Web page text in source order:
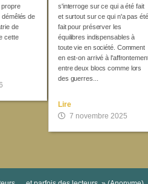
propre
démêlés de
de
cette
s'interroge sur ce qui a été fait
et surtout sur ce qui n'a pas été
fait pour préserver les
équilibres indispensables à
toute vie en société. Comment
en est-on arrivé à
entre deux blocs comme lors
des guerres...
Lire
7 novembre 2025